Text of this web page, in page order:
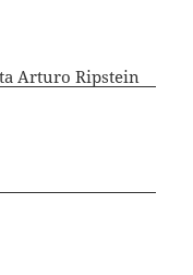
Arturo Ripstein